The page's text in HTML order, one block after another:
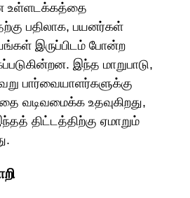
உள்ளடக்கத்தை
பதிலாக, பயனர்கள்
இருப்பிடம் போன்ற
இந்த மாறுபாடு,
பார்வையாளர்களுக்கு
வடிவமைக்க உதவுகிறது,
திட்டத்திற்கு ஏமாறும்